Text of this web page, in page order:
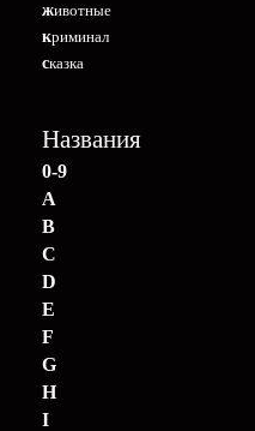
животные
криминал
сказка
Названия
0-9
A
B
C
D
E
F
G
H
I